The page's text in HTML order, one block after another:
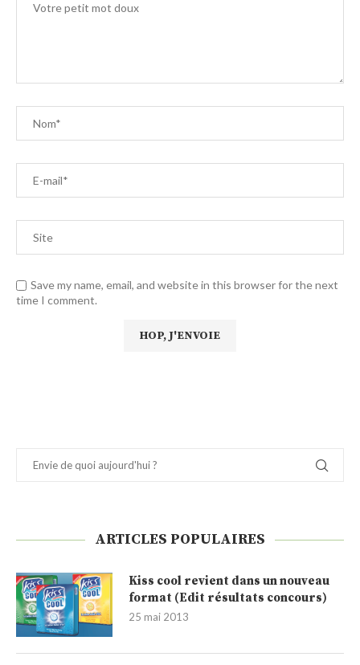
Save my name, email, and website in this browser for the next
time I comment.
ARTICLES POPULAIRES
Kiss cool revient dans un nouveau
format (Edit résultats concours)
25 mai 2013